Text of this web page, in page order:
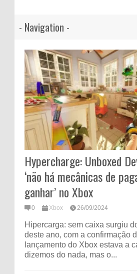
Hypercharge: Unboxed
‘não há mecânicas de
ganhar’ no Xbox
0 Xbox 26/09/2024
Hipercarga: sem caixa surgiu
deste ano, com a confirmação
lançamento do Xbox estava a
dizemos do nada, mas o...